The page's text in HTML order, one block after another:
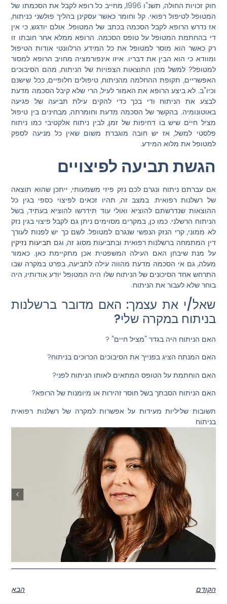
חוק זכויות החולה, תשנ"ו 1996, מחייב כל רופא לקבל את הסכמתו של
המטופל לטיפול רפואי. קל וחומר כאשר עסקינן בהליך פולשני כניתוח,
אז נדרש הרופא לקבל הסכמה בכתב של המטופל. אולם יודגש, כי אין
די בהחתמת המטופל על טופס הסכמה. הרופא ממלא אחר חובתו זו
רק כאשר הוא מוסר למטופל את כל המידע הרלוונטי אודות הטיפול
ומוודא כי הוא הבין את דבריו. איזו אינפורמציה מחויב הרופא למסור
למטופל? למשל מהן התוצאות הצפויות של הניתוח, מהם הסיבוכים
האפשריים, תקופת ההחלמה מהניתוח, טיפולים חלופיים, ככל שישנם
וכיו"ב. לא ביצע הרופא את האמור לעיל, הרי שלא קיבל הסכמה מדעת
לבצע את הניתוח ודי בכך כדי להקים עילת תביעה של פגיעה
באוטונומיה. בהקשר של הסכמה מדעת וחומרתה, מבחינים בין טיפול
מציל חיים שיש בו דחיפות של זמן, לבין ניתוח אלקטיבי כמו ניתוח
פלסטי למשל, אז יש חובה מוגברת משום שאין כל מניעה לספק
למטופל את מלוא המידע.
הגשת תביעה לפיצויים
אם עברתם ניתוח ונגרם לכם נזק פיזי משמעותי, ייתכן שהוא תוצאה
של רשלנות רפואית. במצב זה, תהיו זכאים לפיצוי כספי בגין כל
ההוצאות שנדרשתם להוציא ואולי עוד תידרשו להוציא בעתיד, בשל
הניתוח הרשלני. כמו כן, במקרים מסוימים ניתן גם לקבל פיצוי בגין נזק
לא ממוני, קרי הנזק הנפשי שנגרם למטופל. לשם כך יש לפנות לעורך
דין המתמחה ברשלנות רפואית ובתביעות מסוג זה, וגם תביעות נזיקין
על מנת שיבחן האם העילה המשפטית אכן מתקיימת כאן. כאמור
מעלה, גם אי הסכמה מדעת מהווה עילה לתביעה, בפרט במקרה שבו
התרחש אחד הסיכונים של הניתוח שלו היה המטופל יודע אודותיו, היה
בוחר שלא לעבור את הניתוח.
שאל/י את עצמך: האם מדובר ברשלנות
בניתוח במקרה שלי?
האם הניתוח היה בגדר "מציל חיים" ?
האם המנתח הציג בפנייך את הסיבוכים הכרוכים בניתוח?
האם הוחתמת על הטופס המתאים לאותו הניתוח לפני?
האם הניתוח הסבתך בשל חוסר זהירות או מיומנות של הרופא?
תשובות שליליות מעידות על אפשרות למקרה של רשלנות רפואית
בניתוח
הקודם הבא